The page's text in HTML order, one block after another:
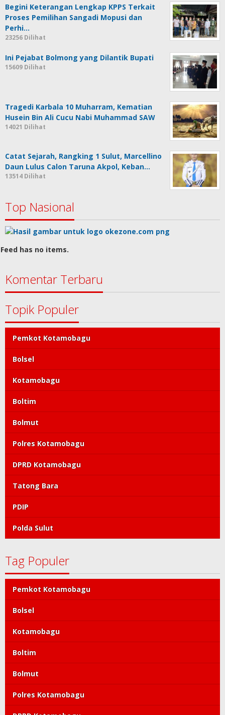
Begini Keterangan Lengkap KPPS Terkait
Proses Pemilihan Sangadi Mopusi dan
Perhi…
23256 Dilihat
Ini Pejabat Bolmong yang Dilantik Bupati
15609 Dilihat
Tragedi Karbala 10 Muharram, Kematian
Husein Bin Ali Cucu Nabi Muhammad SAW
14021 Dilihat
Catat Sejarah, Rangking 1 Sulut, Marcellino
Daun Lulus Calon Taruna Akpol, Keban…
13514 Dilihat
Top Nasional
Feed has no items.
Komentar Terbaru
Topik Populer
Pemkot Kotamobagu
Bolsel
Kotamobagu
Boltim
Bolmut
Polres Kotamobagu
DPRD Kotamobagu
Tatong Bara
PDIP
Polda Sulut
Tag Populer
Pemkot Kotamobagu
Bolsel
Kotamobagu
Boltim
Bolmut
Polres Kotamobagu